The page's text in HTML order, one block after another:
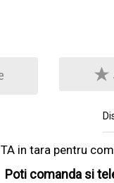
in tara pentru
Poti comanda si